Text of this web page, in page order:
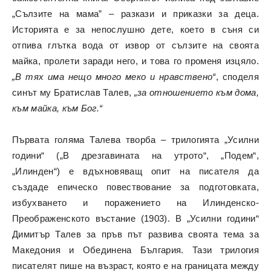
„Сълзите на мама” – разкази и приказки за деца.
Историята е за непослушно дете, което в съня си
отпива глътка вода от извор от сълзите на своята
майка, пролети заради него, и това го променя изцяло.
„В тях има нещо много меко и нравствено“, споделя
синът му Братислав Талев, „за отношението към дома,
към майка, към Бог.“
Първата голяма Талева творба – трилогията „Усилни
години“ („В дрезгавината на утрото“, „Подем“,
„Илинден“) е вдъхновяващ опит на писателя да
създаде епическо повествование за подготовката,
избухването и поражението на Илинденско-
Преображенското въстание (1903). В „Усилни години“
Димитър Талев за пръв път развива своята тема за
Македония и Обединена България. Тази трилогия
писателят пише на възраст, която е на границата между